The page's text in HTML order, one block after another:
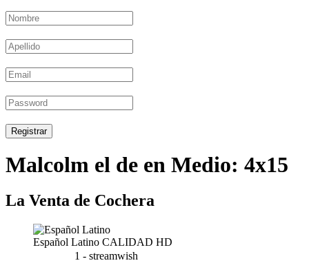
Registrar
Malcolm el de en Medio: 4x15
La Venta de Cochera
Español Latino CALIDAD HD
1 - streamwish